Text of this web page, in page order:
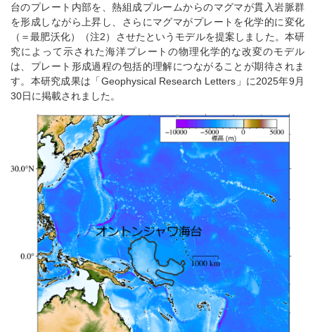
台のプレート内部を、熱組成プルームからのマグマが貫入岩脈群
を形成しながら上昇し、さらにマグマがプレートを化学的に変化
（＝最肥沃化）（注2）させたというモデルを提案しました。本研
究によって示された海洋プレートの物理化学的な改変のモデル
は、プレート形成過程の包括的理解につながることが期待されま
す。本研究成果は「Geophysical Research Letters」に2025年9月
30日に掲載されました。